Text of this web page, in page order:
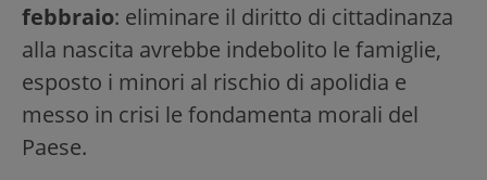
febbraio: eliminare il diritto di cittadinanza
alla nascita avrebbe indebolito le famiglie,
esposto i minori al rischio di apolidia e
messo in crisi le fondamenta morali del
Paese.